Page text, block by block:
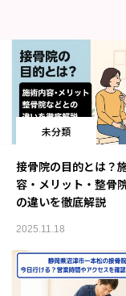
未分類
接骨院の目的とは？
容・メリット・整骨
の違いを徹底解説
2025.11.18